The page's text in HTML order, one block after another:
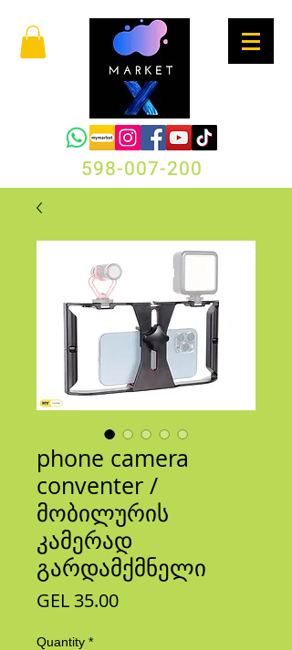
598-007-200
phone camera
conventer /
მობილურის
კამერად
გარდამქმნელი
GEL 35.00Price
Quantity *